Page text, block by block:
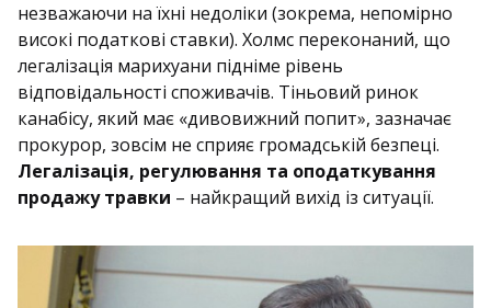
незважаючи на їхні недоліки (зокрема, непомірно
високі податкові ставки). Холмс переконаний, що
легалізація марихуани підніме рівень
відповідальності споживачів. Тіньовий ринок
канабісу, який має «дивовижний попит», зазначає
прокурор, зовсім не сприяє громадській безпеці.
Легалізація, регулювання та оподаткування
продажу травки – найкращий вихід із ситуації.